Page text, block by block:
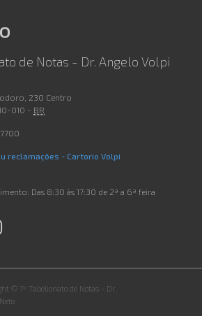
de Notas - Dr. Angelo Volpi
230 Centro
010 - BR
reclamações - Cartorio Volpi
Das 8:30 às 17:30 de 2ª a 6ª feira
© 7º Tabelionato de Notas - Dr.